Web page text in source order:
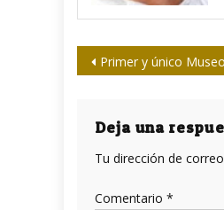
Navegación
entradas
Primer y único Museo de la Prensa Cubana
Deja una
Tu dirección de
Comentario *